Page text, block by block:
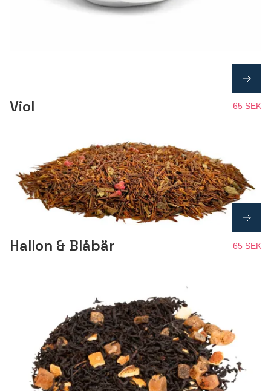
Viol 65 SEK
Hallon & Blåbär 65 SEK